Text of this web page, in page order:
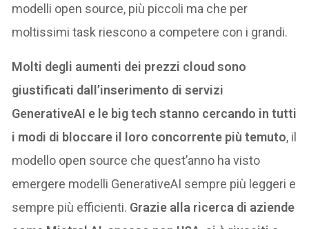
modelli open source, più piccoli ma che per
moltissimi task riescono a competere con i grandi.
Molti degli aumenti dei prezzi cloud sono
giustificati dall’inserimento di servizi
GenerativeAI e le big tech stanno cercando in tutti
i modi di bloccare il loro concorrente più temuto, il
modello open source che quest’anno ha visto
emergere modelli GenerativeAI sempre più leggeri e
sempre più efficienti. Grazie alla ricerca di aziende